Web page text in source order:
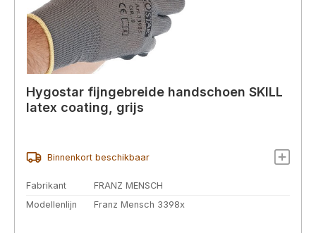
Hygostar fijngebreide handschoen SKILL
latex coating, grijs
Binnenkort beschikbaar
Fabrikant
FRANZ MENSCH
Modellenlijn
Franz Mensch 3398x